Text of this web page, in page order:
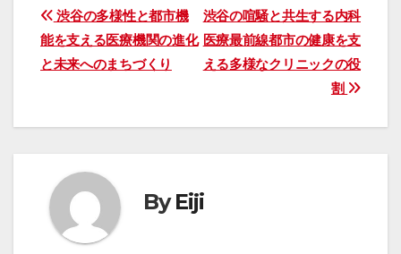
投
稿
ビ
ゲ
ー
シ
渋谷の喧騒と共生する内科
医療最前線都市の健康を支
える多様なクリニックの役
割
渋谷の多様性と都市機
能を支える医療機関の進化
と未来へのまちづくり
ByEiji